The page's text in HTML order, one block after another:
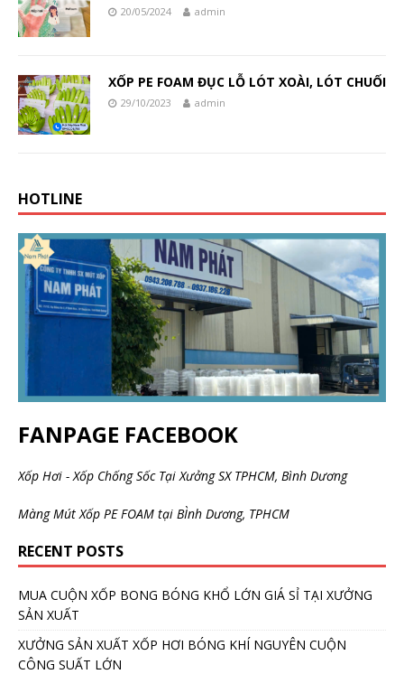
20/05/2024 admin
XỐP PE FOAM ĐỤC LỖ LÓT XOÀI, LÓT CHUỐI
29/10/2023 admin
HOTLINE
FANPAGE FACEBOOK
Xốp Hơi - Xốp Chống Sốc Tại Xưởng SX TPHCM, Bình Dương
Màng Mút Xốp PE FOAM tại BÌnh Dương, TPHCM
RECENT POSTS
MUA CUỘN XỐP BONG BÓNG KHỔ LỚN GIÁ SỈ TẠI XƯỞNG
SẢN XUẤT
XƯỞNG SẢN XUẤT XỐP HƠI BÓNG KHÍ NGUYÊN CUỘN
CÔNG SUẤT LỚN